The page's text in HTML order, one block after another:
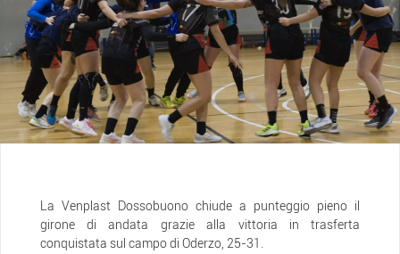
La Venplast Dossobuono chiude a punteggio pieno il
girone di andata grazie alla vittoria in trasferta
conquistata sul campo di Oderzo, 25-31.